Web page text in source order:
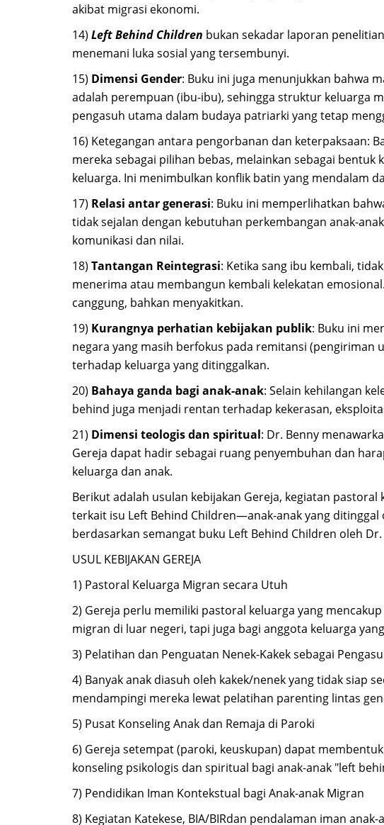
akibat migrasi ekonomi.
14) Left Behind Children bukan sekadar laporan
menemani luka sosial yang tersembunyi.
15) Dimensi Gender: Buku ini juga menunjukkan bahwa
adalah perempuan (ibu-ibu), sehingga struktur keluarga
pengasuh utama dalam budaya patriarki yang tetap
16) Ketegangan antara pengorbanan dan keterpaksaan:
mereka sebagai pilihan bebas, melainkan sebagai
keluarga. Ini menimbulkan konflik batin yang mendalam
17) Relasi antar generasi: Buku ini memperlihatkan
tidak sejalan dengan kebutuhan perkembangan anak-
komunikasi dan nilai.
18) Tantangan Reintegrasi: Ketika sang ibu kembali,
menerima atau membangun kembali kelekatan
canggung, bahkan menyakitkan.
19) Kurangnya perhatian kebijakan publik: Buku ini
negara yang masih berfokus pada remitansi (pengiriman
terhadap keluarga yang ditinggalkan.
20) Bahaya ganda bagi anak-anak: Selain kehilangan
behind juga menjadi rentan terhadap kekerasan,
21) Dimensi teologis dan spiritual: Dr. Benny
Gereja dapat hadir sebagai ruang penyembuhan dan
keluarga dan anak.
Berikut adalah usulan kebijakan Gereja, kegiatan
terkait isu Left Behind Children—anak-anak yang
berdasarkan semangat buku Left Behind Children oleh Dr.
USUL KEBIJAKAN GEREJA
1) Pastoral Keluarga Migran secara Utuh
2) Gereja perlu memiliki pastoral keluarga yang
migran di luar negeri, tapi juga bagi anggota keluarga
3) Pelatihan dan Penguatan Nenek-Kakek sebagai
4) Banyak anak diasuh oleh kakek/nenek yang tidak siap
mendampingi mereka lewat pelatihan parenting lintas
5) Pusat Konseling Anak dan Remaja di Paroki
6) Gereja setempat (paroki, keuskupan) dapat
konseling psikologis dan spiritual bagi anak-anak "left
7) Pendidikan Iman Kontekstual bagi Anak-anak Migran
8) Kegiatan Katekese, BIA/BIRdan pendalaman iman